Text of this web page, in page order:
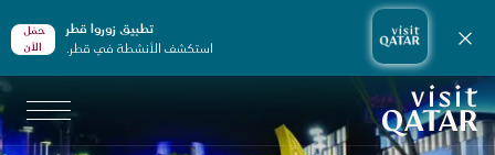
تطبيق زوروا قطر
استكشف الأنشطة في قطر.
حمّل
الأن
إغلاق الإشعارات
الصفحة الرئيسية لموقع VisitQatar